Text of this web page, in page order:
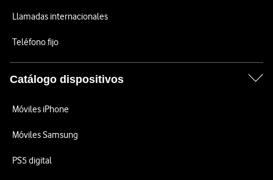
Llamadas internacionales
Teléfono fijo
Catálogo dispositivos
Móviles iPhone
Móviles Samsung
PS5 digital